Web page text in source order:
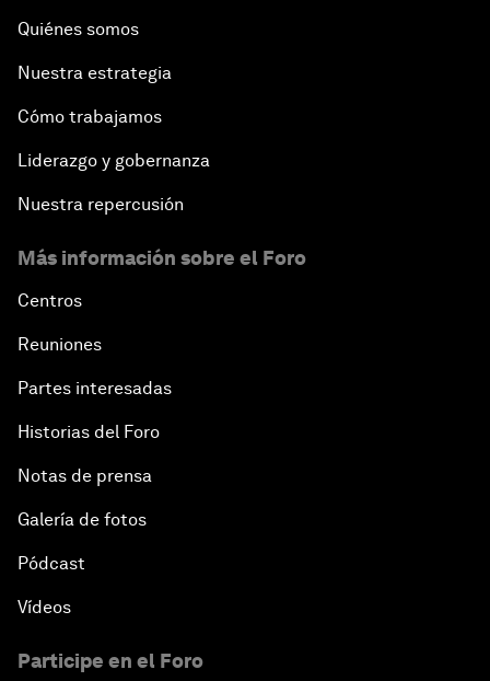
Quiénes somos
Nuestra estrategia
Cómo trabajamos
Liderazgo y gobernanza
Nuestra repercusión
Más información sobre el Foro
Centros
Reuniones
Partes interesadas
Historias del Foro
Notas de prensa
Galería de fotos
Pódcast
Vídeos
Participe en el Foro